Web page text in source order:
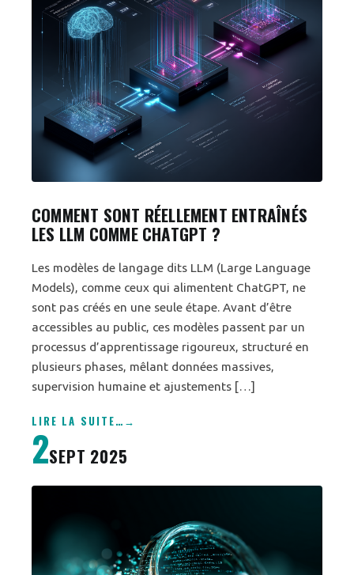
COMMENT SONT RÉELLEMENT ENTRAÎNÉS
LES LLM COMME CHATGPT ?
Les modèles de langage dits LLM (Large Language
Models), comme ceux qui alimentent ChatGPT, ne
sont pas créés en une seule étape. Avant d’être
accessibles au public, ces modèles passent par un
processus d’apprentissage rigoureux, structuré en
plusieurs phases, mêlant données massives,
supervision humaine et ajustements […]
LIRE LA SUITE…
2SEPT 2025